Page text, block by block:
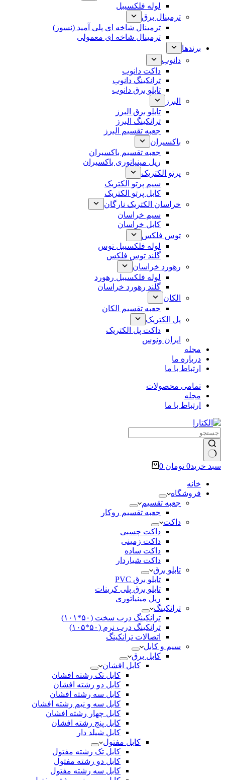
لوله فلکسیبل
ترمینال برق
ترمینال شاخه ای پلی آمید (نسوز)
ترمینال شاخه ای معمولی
برندها
دانوب
داکت دانوب
ترانکینگ دانوب
تابلو برق دانوب
البرز
تابلو برق البرز
ترانکینگ البرز
جعبه تقسیم البرز
باکسیران
جعبه تقسیم باکسیران
ریل مینیاتوری باکسیران
پرتو الکتریک
سیم پرتو الکتریک
کابل پرتو الکتریک
خراسان الکتریک نارگان
سیم خراسان
کابل خراسان
توس فلکس
لوله فلکسیبل توس
گلند توس فلکس
رهورد خراسان
لوله فلکسیبل رهورد
گلند رهورد خراسان
الکان
جعبه تقسیم الکان
پل الکتریک
داکت پل الکتریک
ایران ونوس
مجله
درباره ما
ارتباط با ما
تمامی محصولات
مجله
ارتباط با ما
سبد خرید0 تومان 0
خانه
فروشگاه
جعبه تقسیم
جعبه تقسیم روکار
داکت
داکت چسبی
داکت زمینی
داکت ساده
داکت شیاردار
تابلو برق
تابلو برق PVC
تابلو برق پلی کربنات
ریل مینیاتوری
ترانکینگ
ترانکینگ درب سخت (۵۰*۱۰۱)
ترانکینگ درب نرم (۵۰*۱۰۵)
اتصالات ترانکینگ
سیم و کابل
کابل برق
کابل افشان
کابل تک رشته افشان
کابل دو رشته افشان
کابل سه رشته افشان
کابل سه و نیم رشته افشان
کابل چهار رشته افشان
کابل پنج رشته افشان
کابل شیلد دار
کابل مفتول
کابل تک رشته مفتول
کابل دو رشته مفتول
کابل سه رشته مفتول